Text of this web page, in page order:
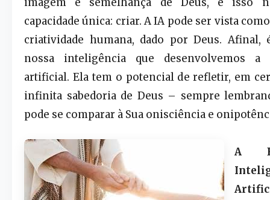
capacidade única: criar. A IA pode ser vista
criatividade humana, dado por Deus. Afinal,
nossa inteligência que desenvolvemos a
artificial. Ela tem o potencial de refletir, em
infinita sabedoria de Deus – sempre
pode se comparar à Sua onisciência e
A